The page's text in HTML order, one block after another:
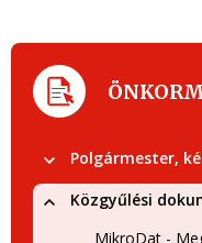
Polgármester,
Közgyűlési
MikroDat -